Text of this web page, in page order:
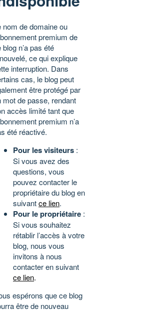
nom de domaine ou
premium de
blog n’a pas été
ce qui explique
interruption. Dans
cas, le blog peut
être protégé par
mot de passe, rendant
accès limité tant que
premium n’a
été réactivé.
Pour les visiteurs :
Si vous avez des
questions, vous
pouvez contacter le
propriétaire du blog en
suivantce lien.
Pour le propriétaire :
Si vous souhaitez
rétablir l’accès à votre
blog, nous vous
invitons à nous
contacter en suivant
ce lien.
espérons que ce blog
être de nouveau